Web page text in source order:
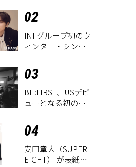
『UNISON
SQUARE GARDEN
LIVE
2026「Sentimental
Period」』レポー
02
INI グループ初のウ
ィンター・シング
MAGIC」
03
BE:FIRST、USデビ
ューとなる初のグ
EP『WATCH ME』
が9月18日にリリー
ス決定！
04
安田章大（SUPER
EIGHT） が表紙に